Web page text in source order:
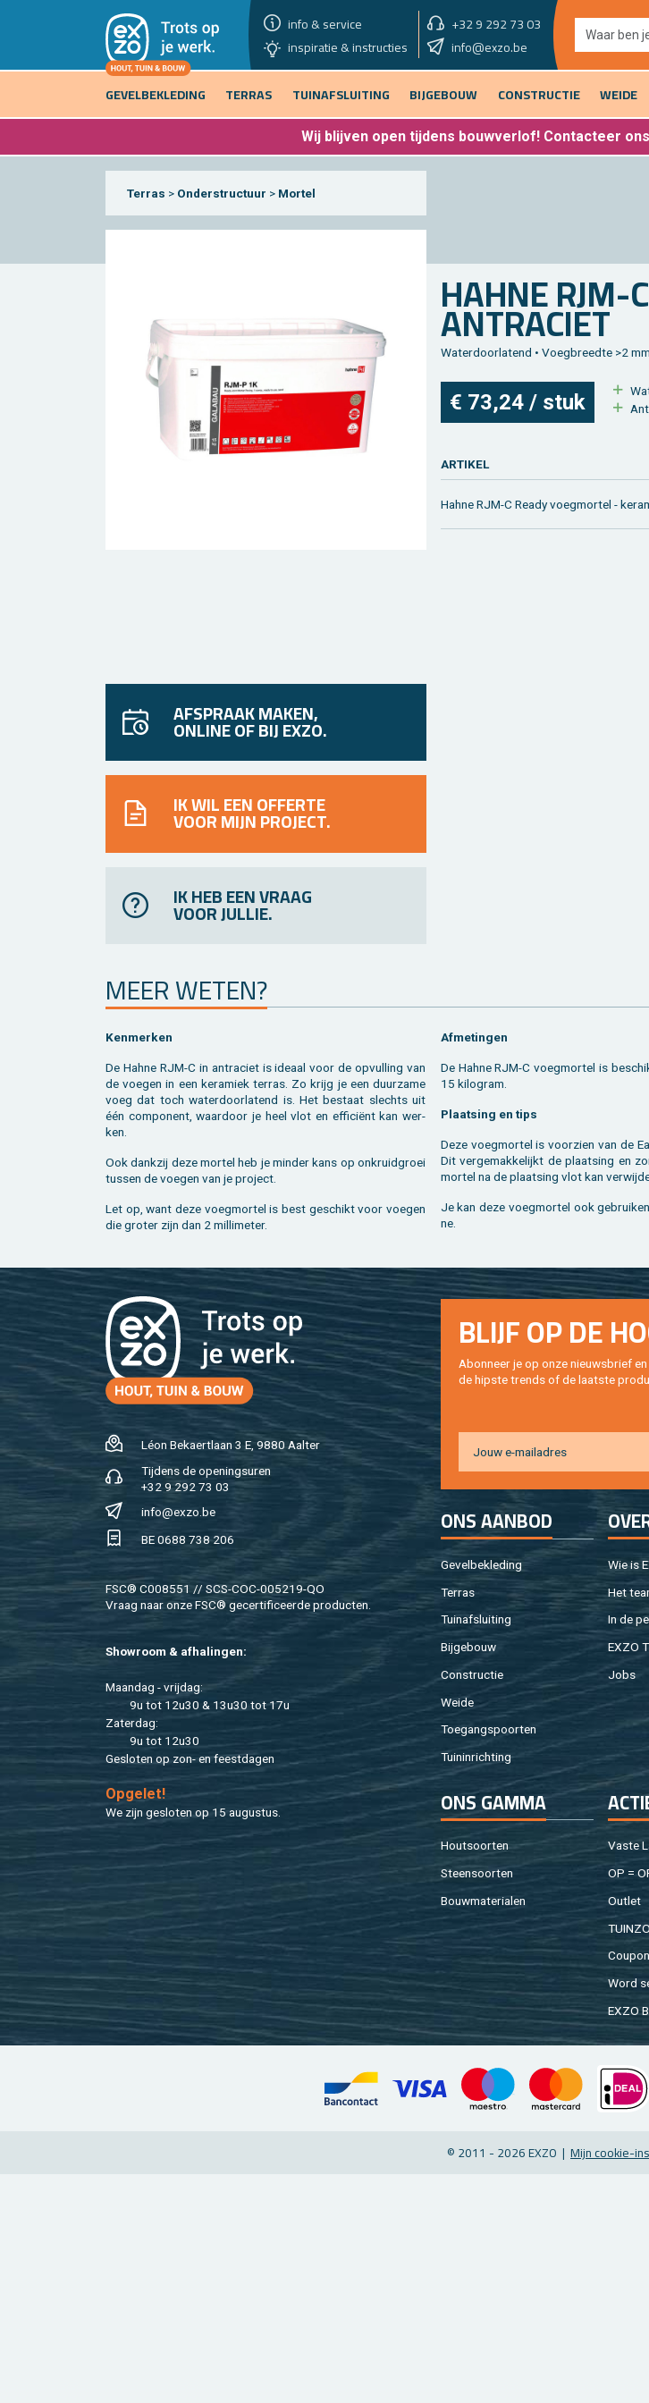
info & service +32 9 292 73 03
showroom
inspiratie & instructies
info@exzo.be 9u -
GEVELBEKLEDING
TERRAS TUINAFSLUITING BIJGEBOUW CONSTRUCTIE WEIDE
Wij blijven open tijdens bouwverlof! Contacteer
Terras > Onderstructuur > Mortel
HAHNE RJM-
AN­TRA­CIET
Wa­ter­door­la­tend • Voeg­breed­te >2
€ 73,24 / stuk
AR­TI­KEL
Hahne RJM-C Ready voeg­mor­tel -
AFSPRAAK MAKEN,
ONLINE OF BIJ EXZO.
IK WIL EEN OFFERTE
VOOR MIJN PROJECT.
IK HEB EEN VRAAG
VOOR JULLIE.
MEER WETEN?
Ken­mer­ken
De Hahne RJM-C in an­tra­ciet is ide­aal voor de op­vul­ling van
de voe­gen in een ke­ra­miek ter­ras. Zo krijg je een duur­za­me
voeg dat toch wa­ter­door­la­tend is. Het be­staat slechts uit
één com­po­nent, waar­door je heel vlot en ef­fi­ciënt kan wer­
ken.
Ook dank­zij deze mor­tel heb je min­der kans op on­kruid­groei
tus­sen de voe­gen van je pro­ject.
Let op, want deze voeg­mor­tel is best ge­schikt voor voe­gen
die gro­ter zijn dan 2 mil­li­me­ter.
Af­me­tin­gen
De Hahne RJM-C voeg­mor­tel is
15 ki­lo­gram.
Plaat­sing en tips
Deze voeg­mor­tel is voor­zien van de
Dit ver­ge­mak­ke­lijkt de plaat­sing en
mor­tel na de plaat­sing vlot kan
Je kan deze voeg­mor­tel ook
ne.
Léon Be­kaert­laan 3 E, 9880 Aal­ter
Tij­dens de ope­nings­uren
+32 9 292 73 03
info@​exzo.​be
BE 0688 738 206
FSC® C008551 // SCS-COC-005219-QO
Vraag naar onze FSC® ge­cer­ti­fi­ceer­de pro­duc­ten.
Show­room & af­ha­lin­gen:
Maan­dag - vrij­dag:
9u tot 12u30 & 13u30 tot 17u
Za­ter­dag:
9u tot 12u30
Ge­slo­ten op zon- en feest­da­gen
Op­ge­let!
We zijn ge­slo­ten op 15 au­gus­tus.
BLIJF OP DE
Abon­neer je op onze nieuws­brief
de hip­s­te trends of de laat­ste
ONS AAN­BOD
Ge­vel­be­kle­ding
Ter­ras
Tuin­af­slui­ting
Bij­ge­bouw
Con­struc­tie
Weide
Toe­gangs­poor­ten
Tuin­in­rich­ting
Wie is
Het
In de
EXZO
Jobs
ONS GAMMA
Hout­soor­ten
Steen­soor­ten
Bouw­ma­te­ri­a­len
Vaste
OP =
Out­let
Word
EXZO
© 2011 - 2026 EXZO | Mijn coo­kie-